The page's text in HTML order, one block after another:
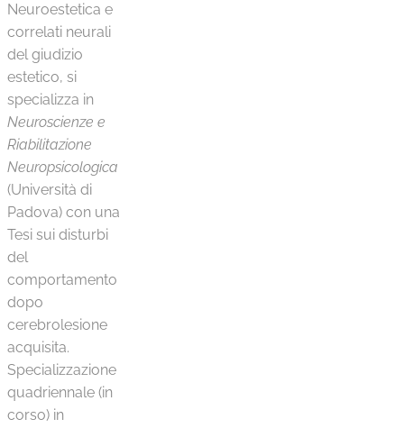
Neuroestetica e
correlati neurali
del giudizio
estetico, si
specializza in
Neuroscienze e
Riabilitazione
Neuropsicologica
(Università di
Padova) con una
Tesi sui disturbi
del
comportamento
dopo
cerebrolesione
acquisita.​
Specializzazione
quadriennale (in
corso) in